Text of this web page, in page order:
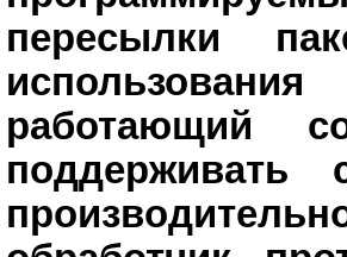
пересылки
работающий
поддерживать